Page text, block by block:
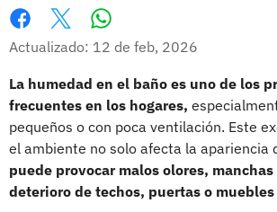
Facebook
X
Actualizado: 12 de feb, 2026
La humedad en el baño es uno de los
frecuentes en los hogares,
pequeños o con poca ventilación. Este
el ambiente no solo afecta la apariencia
puede provocar malos olores,
deterioro de techos, puertas o muebles